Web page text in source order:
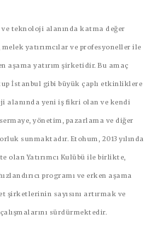
teknoloji alanında katma değer
yatırımcılar ve profesyoneller ile
aşama yatırım şirketidir. Bu amaç
İstanbul gibi büyük çaplı etkinliklere
alanında yeni iş fikri olan ve kendi
yönetim, pazarlama ve diğer
sunmaktadır. Etohum, 2013 yılında
olan Yatırımcı Kulübü ile birlikte,
programı ve erken aşama
şirketlerinin sayısını artırmak ve
sürdürmektedir.